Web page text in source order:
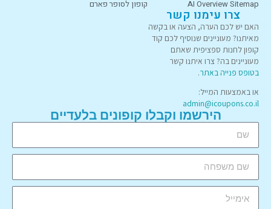
AI Overview Sitemap
קופון לסופר פארם
צרו עימנו קשר
האם יש לכם הערה, הצעה או בקשה
מאיתנו? מעוניינים שנוסיף לכם קוד
קופון לחנות ספציפית שאתם
מעוניינים בה? צרו איתנו קשר
בטופס פנייה באתר.
או באמצעות המייל:
admin@icoupons.co.il
הירשמו וקבלו קופונים בלעדיים